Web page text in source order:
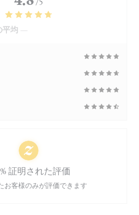
平均 —
証明された評価
お客様のみが評価できます